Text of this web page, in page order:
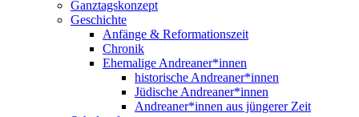
Ganztagskonzept
Geschichte
Anfänge & Reformationszeit
Chronik
Ehemalige Andreaner*innen
historische Andreaner*innen
Jüdische Andreaner*innen
Andreaner*innen aus jüngerer Zeit